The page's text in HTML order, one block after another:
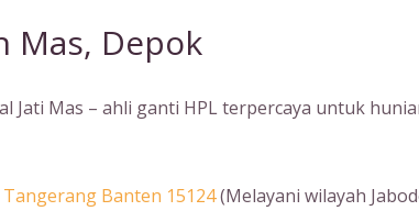
Mas, Depok
Mas – ahli ganti HPL terpercaya untuk
Tangerang Banten 15124(Melayani wilayah